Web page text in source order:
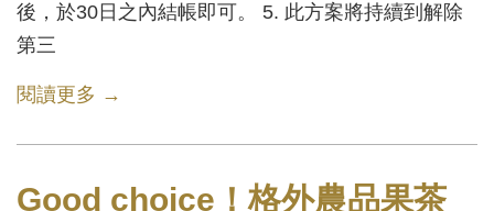
後，於30日之內結帳即可。 5. 此方案將持續到解除
第三
閱讀更多 →
Good choice！格外農品果茶